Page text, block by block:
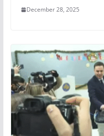
December 28, 2025